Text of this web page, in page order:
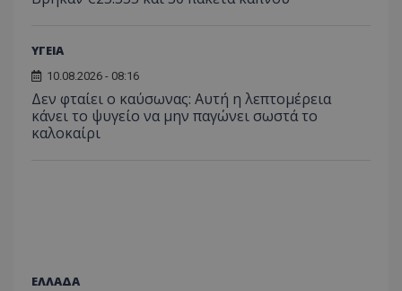
ΥΓΕΙΑ
10.08.2026 - 08:16
Δεν φταίει ο καύσωνας: Αυτή η λεπτομέρεια
κάνει το ψυγείο να μην παγώνει σωστά το
καλοκαίρι
ΕΛΛΑΔΑ
usprivacy